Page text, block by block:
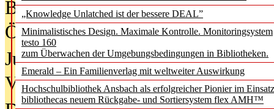
„Knowledge Unlatched ist der bessere DEAL”
Minimalistisches Design. Maximale Kontrolle. Monitoringsystem
testo 160
zum Überwachen der Umgebungsbedingungen in Bibliotheken.
Emerald – Ein Familienverlag mit weltweiter Auswirkung
Hochschulbibliothek Ansbach als erfolgreicher Pionier im
bibliothecas neuem Rückgabe- und Sortiersystem flex AMH™
Bürgerforum fordert mehr
Öffentlichkeit
Jugendliche wollen besseren
Verbote